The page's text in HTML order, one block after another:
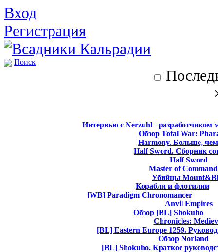
Вход
Регистрация
Поиск
Интервью с Nerzuhl - разработчиком
Обзор Total War:
Harmony. Больше,
Half Sword. Сборник
Half Sword
Master of Command
Убийцы
Корабли и флотилии
[WB] Paradigm Chronomancer
Anvil Empires
Обзор [BL] Shokuho
Chronicles:
[BL] Eastern Europe 1259.
Обзор Norland
[BL] Shokuho. Краткое